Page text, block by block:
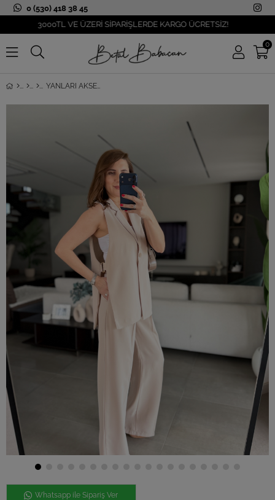
0 (530) 418 38 45
3000TL VE ÜZERİ SİPARİŞLERDE KARGO ÜCRETSİZ!
0
YANLARI AKSESUAR DETAYLI YELEK TAKIM
Whatsapp ile Sipariş Ver